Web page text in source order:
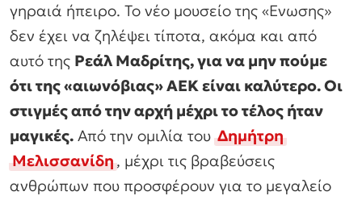
γηραιά ήπειρο. Το νέο μουσείο της «Ενωσης»
δεν έχει να ζηλέψει τίποτα, ακόμα και από
αυτό της Ρεάλ Μαδρίτης, για να μην πούμε
ότι της «αιωνόβιας» ΑΕΚ είναι καλύτερο. Οι
στιγμές από την αρχή μέχρι το τέλος ήταν
μαγικές. Από την ομιλία τουΔημήτρη
Μελισσανίδη, μέχρι τις βραβεύσεις
ανθρώπων που προσφέρουν για το μεγαλείο